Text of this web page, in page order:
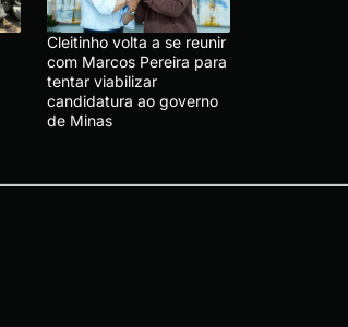
Cleitinho volta a se reunir
com Marcos Pereira para
tentar viabilizar
candidatura ao governo
de Minas